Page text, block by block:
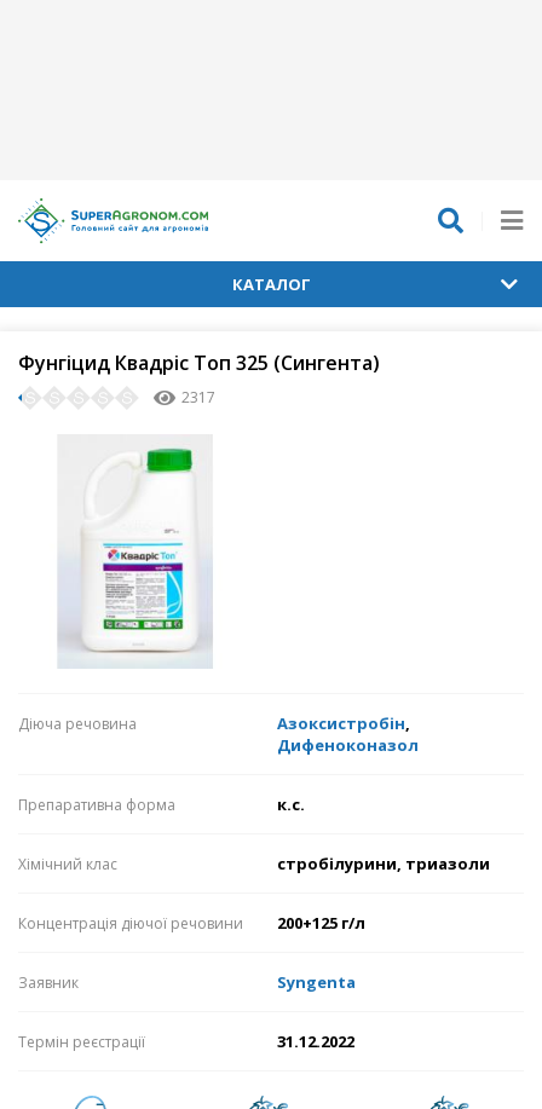
КАТАЛОГ
Фунгіцид Квадріс Топ 325 (Сингента)
2317
Діюча речовина Азоксистробін,
Дифеноконазол
Препаративна форма к.с.
Хімічний клас стробілурини, триазоли
Концентрація діючої речовини 200+125 г/л
Заявник Syngenta
Термін реєстрації 31.12.2022